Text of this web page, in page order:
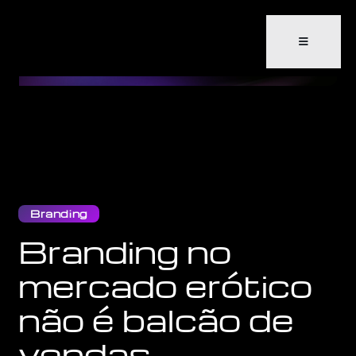
Branding
Branding no
mercado erótico
não é balcão de